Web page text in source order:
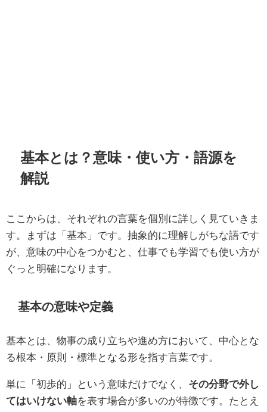
基本とは？意味・使い方・語源を
解説
ここからは、それぞれの言葉を個別に詳しく見ていきま
す。まずは「基本」です。抽象的に理解しがちな語です
が、意味の中心をつかむと、仕事でも学習でも使い方が
ぐっと明確になります。
基本の意味や定義
基本とは、物事の成り立ちや進め方において、中心とな
る根本・原則・標準となる形を指す言葉です。
単に「初歩的」という意味だけでなく、 その分野で外し
てはいけない軸を表す場合が多いのが特徴です。たとえ